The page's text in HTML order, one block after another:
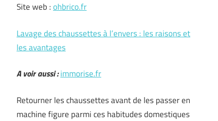
Site web :ohbrico.fr
Lavage des chaussettes à l’envers : les raisons et
les avantages
A voir aussi :immorise.fr
Retourner les chaussettes avant de les passer en
machine figure parmi ces habitudes domestiques